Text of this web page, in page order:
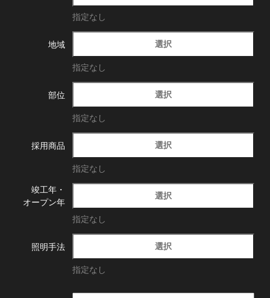
指定なし
地域 選択
指定なし
部位 選択
指定なし
採用商品 選択
指定なし
竣工年・
オープン年
選択
指定なし
照明手法 選択
指定なし